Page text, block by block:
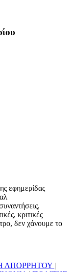
εφημερίδας
κριτικές
δεν χάνουμε το
ΑΠΟΡΡΗΤΟΥ |